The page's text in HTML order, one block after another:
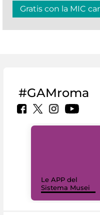
Gratis con la MIC
#GAMroma
Le APP del
Sistema Musei